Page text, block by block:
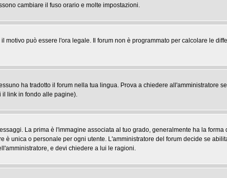
cambiare il fuso orario e molte impostazioni.
motivo può essere l'ora legale. Il forum non è programmato per calcolare le
ha tradotto il forum nella tua lingua. Prova a chiedere all'amministratore
il link in fondo alle pagine).
La prima è l'immagine associata al tuo grado, generalmente ha la
è unica o personale per ogni utente. L'amministratore del forum decide se
e devi chiedere a lui le ragioni.